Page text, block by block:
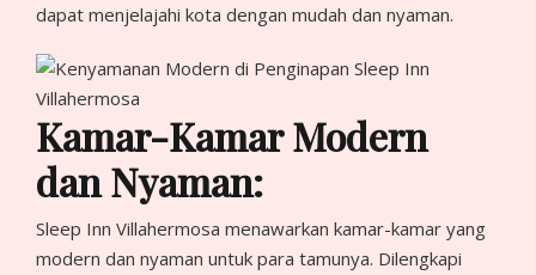
dapat menjelajahi kota dengan mudah dan nyaman.
Kamar-Kamar Modern
dan Nyaman:
Sleep Inn Villahermosa menawarkan kamar-kamar yang
modern dan nyaman untuk para tamunya. Dilengkapi